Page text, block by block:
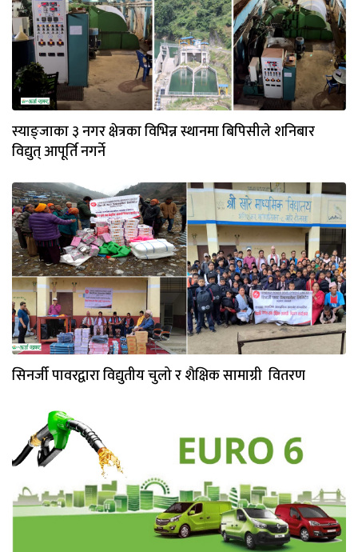
स्याङ्जाका ३ नगर क्षेत्रका विभिन्न स्थानमा बिपिसीले शनिबार
विद्युत् आपूर्ति नगर्ने
सिनर्जी पावरद्वारा विद्युतीय चुलो र शैक्षिक सामाग्री वितरण